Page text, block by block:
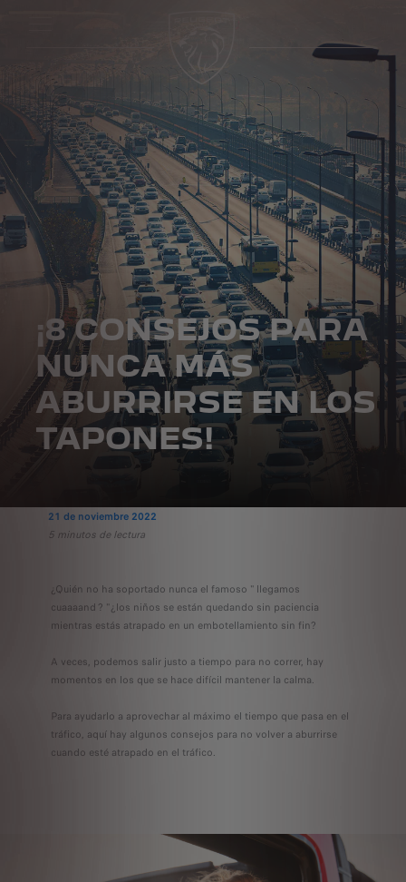
¡8 CONSEJOS PARA
NUNCA MÁS
ABURRIRSE EN LOS
TAPONES!
21 de noviembre 2022
5 minutos de lectura
¿Quién no ha soportado nunca el famoso " llegamos
cuaaaand ? "¿los niños se están quedando sin paciencia
mientras estás atrapado en un embotellamiento sin fin?
A veces, podemos salir justo a tiempo para no correr, hay
momentos en los que se hace difícil mantener la calma.
Para ayudarlo a aprovechar al máximo el tiempo que pasa en el
tráfico, aquí hay algunos consejos para no volver a aburrirse
cuando esté atrapado en el tráfico.